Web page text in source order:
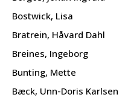
Bostwick, Lisa
Bratrein, Håvard Dahl
Breines, Ingeborg
Bunting, Mette
Bæck, Unn-Doris Karlsen